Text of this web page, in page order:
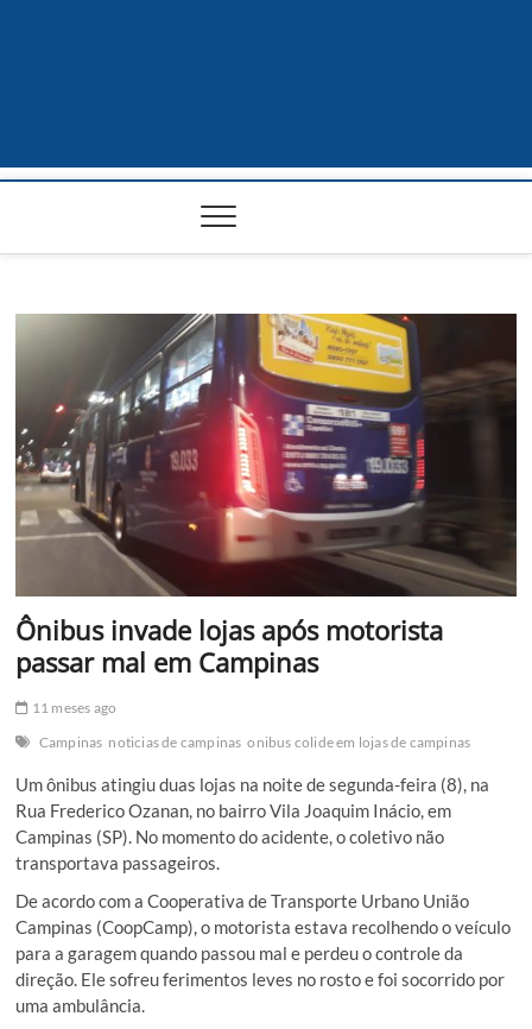
Ônibus invade lojas após motorista
passar mal em Campinas
11 meses ago
Campinas noticias de campinas onibus colide em lojas de campinas
Um ônibus atingiu duas lojas na noite de segunda-feira (8), na
Rua Frederico Ozanan, no bairro Vila Joaquim Inácio, em
Campinas (SP). No momento do acidente, o coletivo não
transportava passageiros.
De acordo com a Cooperativa de Transporte Urbano União
Campinas (CoopCamp), o motorista estava recolhendo o veículo
para a garagem quando passou mal e perdeu o controle da
direção. Ele sofreu ferimentos leves no rosto e foi socorrido por
uma ambulância.